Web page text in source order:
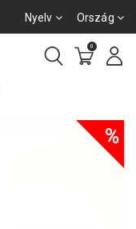
Nyelv Ország
0
%